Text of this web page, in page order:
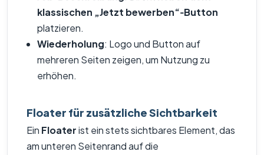
klassischen „Jetzt bewerben“‑Button
platzieren.
Wiederholung: Logo und Button auf
mehreren Seiten zeigen, um Nutzung zu
erhöhen.
Floater für zusätzliche Sichtbarkeit
Ein Floaterist ein stets sichtbares Element, das
am unteren Seitenrand auf die